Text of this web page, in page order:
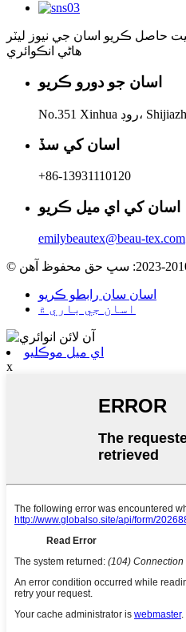
هاڻي انڪوائري
اسان جو دورو ڪريو
اسان کي سڏ
+86-13931110120
اسان کي اي ميل ڪريو
emilybeautex@beau-tex.com
اسان سان رابطو ڪريو
اسان جي باري ۾
اي ميل موڪليو
x